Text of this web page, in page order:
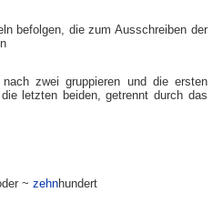
befolgen, die zum Ausschreiben der
zwei gruppieren und die ersten
letzten beiden, getrennt durch das
~zehnhundert